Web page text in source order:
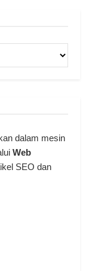
dalam mesin
Web
SEO dan